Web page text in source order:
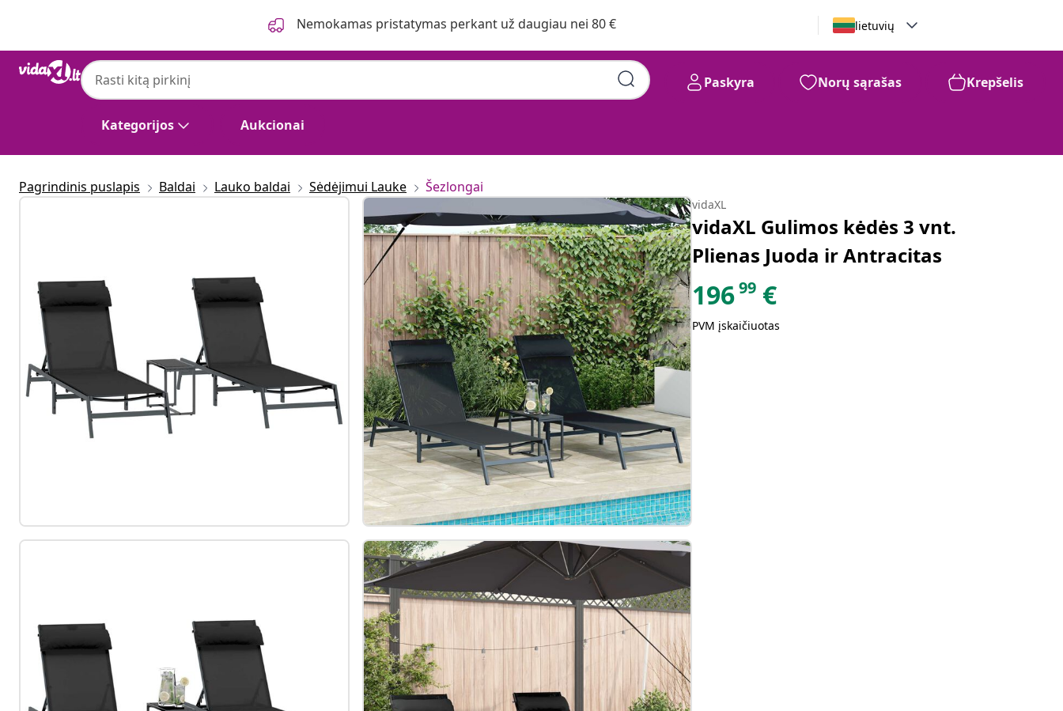
Nemokamas pristatymas perkant už daugiau nei 80 € lietuvių
Kategorijos Aukcionai
Paskyra Norų sąrašas Krepšelis
Pagrindinis puslapis Baldai Lauko baldai Sėdėjimui Lauke Šezlongai
vidaXL
vidaXL Gulimos kėdės 3 vnt.
Plienas Juoda ir Antracitas
19699 €
PVM įskaičiuotas